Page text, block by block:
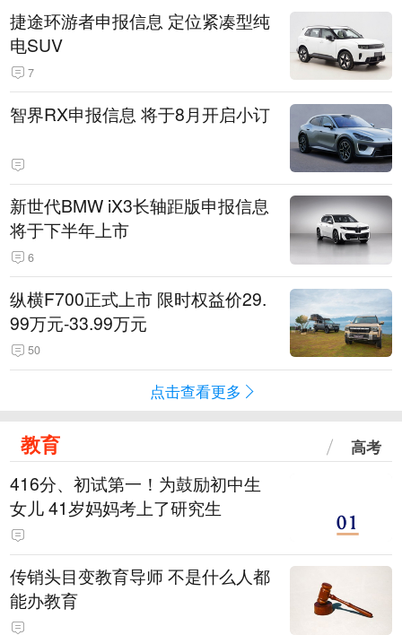
捷途环游者申报信息 定位紧凑型纯
电SUV
7
智界RX申报信息 将于8月开启小订
新世代BMW iX3长轴距版申报信息
将于下半年上市
6
纵横F700正式上市 限时权益价29.
99万元-33.99万元
50
点击查看更多
教育 高考
416分、初试第一！为鼓励初中生
女儿 41岁妈妈考上了研究生
传销头目变教育导师 不是什么人都
能办教育